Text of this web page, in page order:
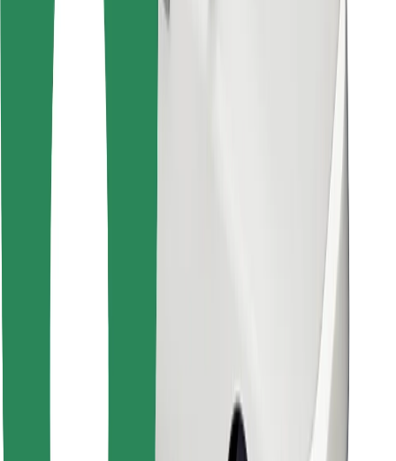
Partneri
Cookies
Stiahnuť aplikáciu Bolt